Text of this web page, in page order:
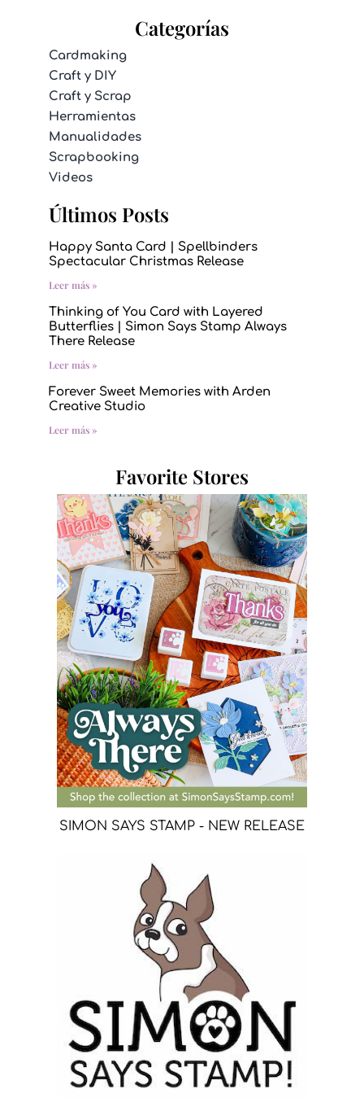
Categorías
Cardmaking
Craft y DIY
Craft y Scrap
Herramientas
Manualidades
Scrapbooking
Videos
Últimos Posts
Happy Santa Card | Spellbinders
Spectacular Christmas Release
Leer más »
Thinking of You Card with Layered
Butterflies | Simon Says Stamp Always
There Release
Leer más »
Forever Sweet Memories with Arden
Creative Studio
Leer más »
Favorite Stores
SIMON SAYS STAMP - NEW RELEASE